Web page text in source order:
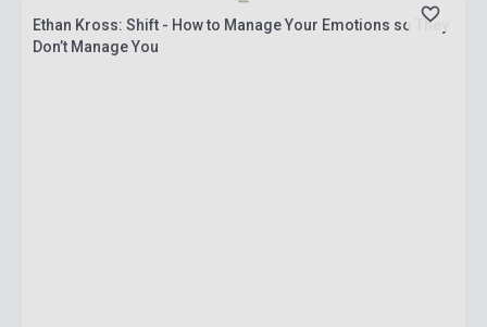
Ethan Kross: Shift - How to Manage Your Emotions so They
Don’t Manage You